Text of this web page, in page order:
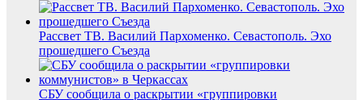
Рассвет ТВ. Василий Пархоменко. Севастополь. Эхо
прошедшего Съезда
СБУ сообщила о раскрытии «группировки